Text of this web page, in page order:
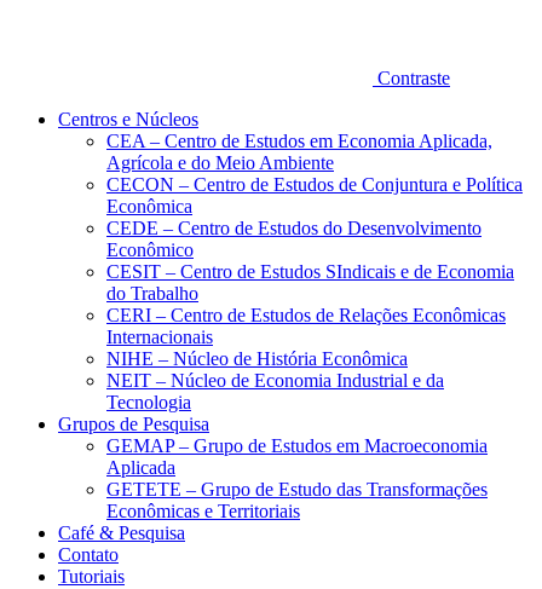
Contraste
Centros e Núcleos
CEA – Centro de Estudos em Economia Aplicada,
Agrícola e do Meio Ambiente
CECON – Centro de Estudos de Conjuntura e Política
Econômica
CEDE – Centro de Estudos do Desenvolvimento
Econômico
CESIT – Centro de Estudos SIndicais e de Economia
do Trabalho
CERI – Centro de Estudos de Relações Econômicas
Internacionais
NIHE – Núcleo de História Econômica
NEIT – Núcleo de Economia Industrial e da
Tecnologia
Grupos de Pesquisa
GEMAP – Grupo de Estudos em Macroeconomia
Aplicada
GETETE – Grupo de Estudo das Transformações
Econômicas e Territoriais
Café & Pesquisa
Contato
Tutoriais